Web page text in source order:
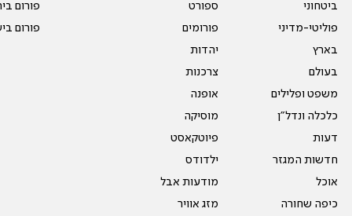
ביטחוני
פוליטי-מדיני
בארץ
בעולם
משפט ופלילים
כלכלה ונדל"ן
דעות
חדשות המגזר
אוכל
כיפה שחורה
ספורט
פורומים
יהדות
צרכנות
אופנה
מוסיקה
פיוטקאסט
ילדודס
מודעות אבל
מזג אוויר
פורום
פורום